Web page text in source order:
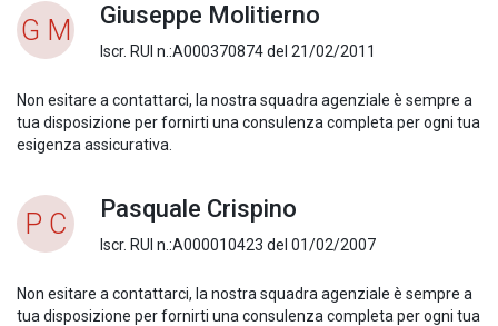
G M Giuseppe Molitierno
Iscr. RUI n.:A000370874 del 21/02/2011
Non esitare a contattarci, la nostra squadra agenziale è sempre a
tua disposizione per fornirti una consulenza completa per ogni tua
esigenza assicurativa.
P C Pasquale Crispino
Iscr. RUI n.:A000010423 del 01/02/2007
Non esitare a contattarci, la nostra squadra agenziale è sempre a
tua disposizione per fornirti una consulenza completa per ogni tua